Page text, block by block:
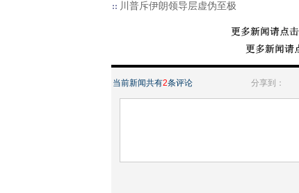
川普斥伊朗领导层虚伪至极
当前新闻共有2条评论 分享到：